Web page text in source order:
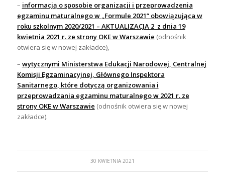
– informacją o sposobie organizacji i przeprowadzenia
egzaminu maturalnego w „Formule 2021” obowiązująca w
roku szkolnym 2020/2021 – AKTUALIZACJA 2z dnia 19
kwietnia 2021 r. ze strony OKE w Warszawie (odnośnik
otwiera się w nowej zakładce),
– wytycznymi Ministerstwa Edukacji Narodowej, Centralnej
Komisji Egzaminacyjnej, Głównego Inspektora
Sanitarnego, które dotyczą organizowania i
przeprowadzania egzaminu maturalnego w 2021 r. ze
strony OKE w Warszawie (odnośnik otwiera się w nowej
zakładce).
30 KWIETNIA 2021